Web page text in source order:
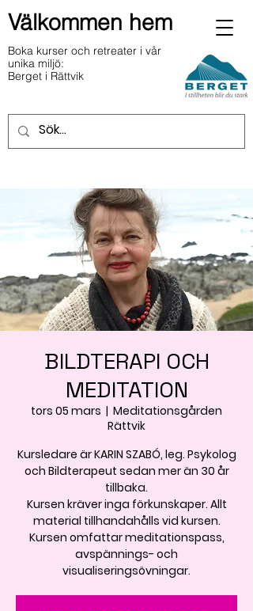
Välkommen hem
Boka kurser och retreater i vår
unika miljö:
Berget i Rättvik
BILDTERAPI OCH
MEDITATION
tors 05 mars
  |
Meditationsgården
Rättvik
Kursledare är KARIN SZABÓ, leg. Psykolog
och Bildterapeut sedan mer än 30 år
tillbaka.
Kursen kräver inga förkunskaper. Allt
material tillhandahålls vid kursen.
Kursen omfattar meditationspass,
avspännings- och
visualiseringsövningar.